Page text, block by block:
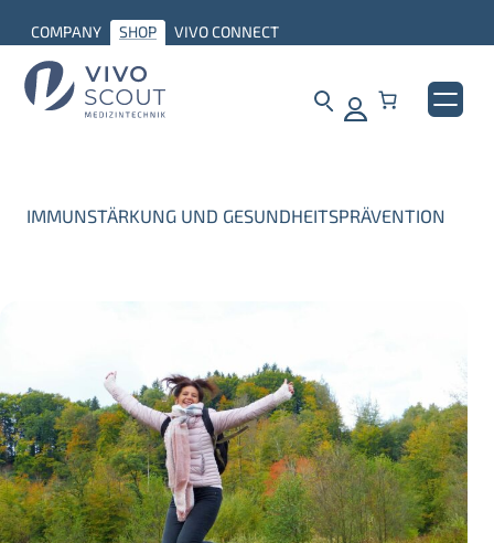
COMPANY SHOP VIVO CONNECT
IMMUNSTÄRKUNG UND GESUNDHEITSPRÄVENTION